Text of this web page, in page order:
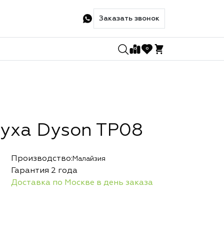
Заказать звонок
0 0
Dyson TP08
Производство: Малайзия
Гарантия 2 года
Доставка по Москве в день заказа